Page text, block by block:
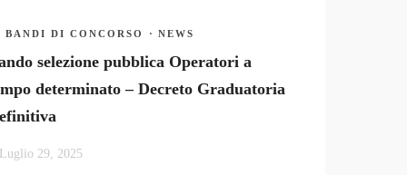
BANDI DI CONCORSO · NEWS
selezione pubblica Operatori a
determinato – Decreto Graduatoria
29, 2025